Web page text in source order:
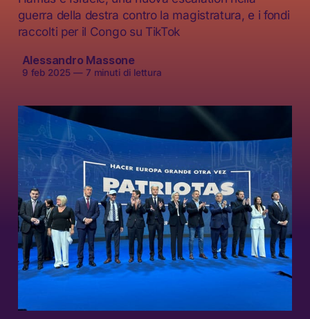
guerra della destra contro la magistratura, e i fondi
raccolti per il Congo su TikTok
Alessandro Massone
9 feb 2025 —7 minuti di lettura